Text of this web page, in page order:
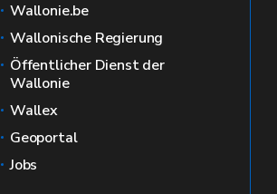
Wallonie.be
Wallonische Regierung
Öffentlicher Dienst der
Wallonie
Wallex
Geoportal
Jobs